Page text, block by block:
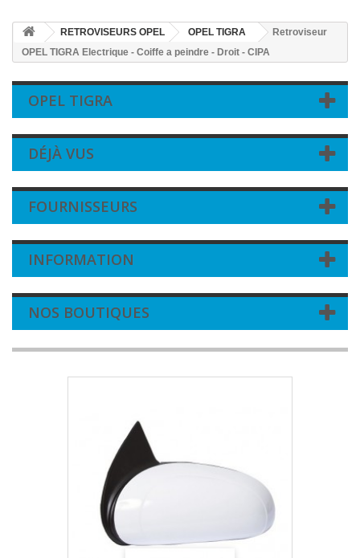
RETROVISEURS OPEL OPEL TIGRA
Retroviseur
OPEL TIGRA Electrique - Coiffe a peindre - Droit - CIPA
OPEL TIGRA
DÉJÀ VUS
FOURNISSEURS
INFORMATION
NOS BOUTIQUES